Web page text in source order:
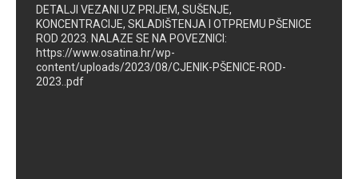
DETALJI VEZANI UZ PRIJEM, SUŠENJE,
KONCENTRACIJE, SKLADIŠTENJA I OTPREMU PŠENICE
ROD 2023. NALAZE SE NA POVEZNICI:
https://www.osatina.hr/wp-
content/uploads/2023/08/CJENIK-PŠENICE-ROD-
2023..pdf